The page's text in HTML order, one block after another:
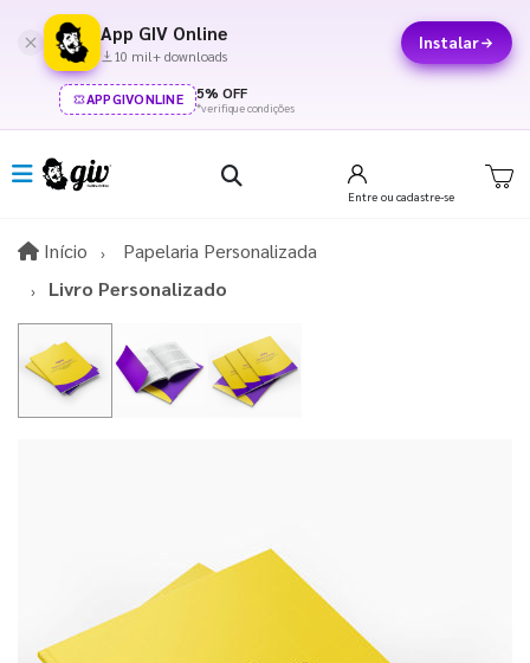
App GIV Online
10 mil+ downloads
Instalar
APPGIVONLINE 5% OFF
*verifique condições
Entre ou cadastre-se
Início InícioPapelaria Personalizada
Livro Personalizado